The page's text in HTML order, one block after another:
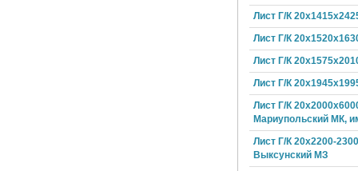
Лист Г/К
Лист Г/К
Лист Г/К
Лист Г/К
Лист Г/К
Мариупольский МК,
Лист Г/К 20х2200-
Выксунский МЗ